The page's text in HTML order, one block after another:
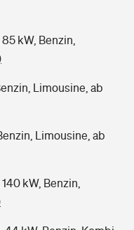
kW, Benzin,
Limousine, ab
Limousine, ab
kW, Benzin,